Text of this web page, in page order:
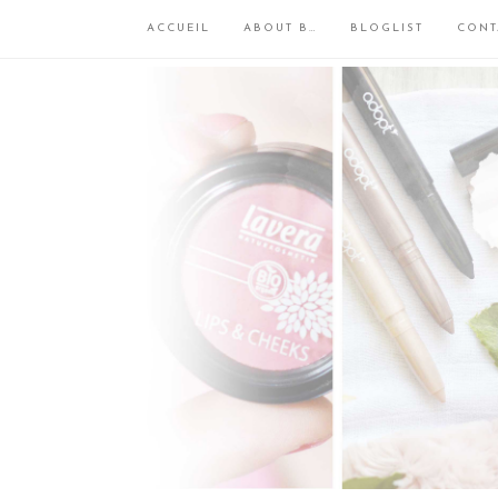
ACCUEIL ABOUT B… BLOGLIST